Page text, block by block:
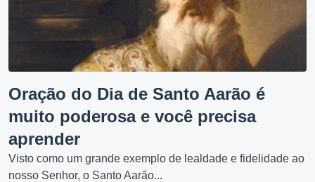
Oração do Dia de Santo Aarão é
muito poderosa e você precisa
aprender
Visto como um grande exemplo de lealdade e fidelidade ao
nosso Senhor, o Santo Aarão...